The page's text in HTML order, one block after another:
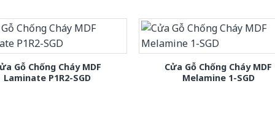
Gỗ Chống Cháy MDF
Laminate P1R2-SGD
Cửa Gỗ Chống Cháy MDF
Melamine 1-SGD